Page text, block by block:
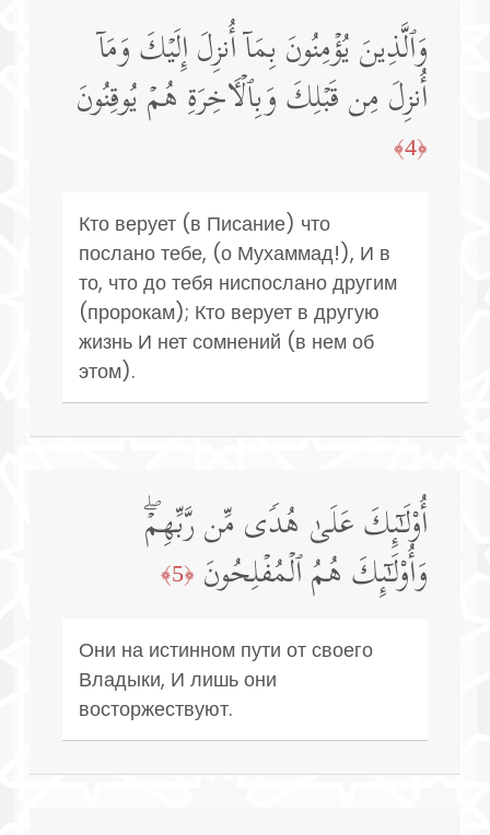
وَٱلَّذِینَ یُؤۡمِنُونَ بِمَاۤ أُنزِلَ إِلَیۡكَ وَمَاۤ
أُنزِلَ مِن قَبۡلِكَ وَبِٱلۡـَٔاخِرَةِ هُمۡ یُوقِنُونَ
﴿4﴾
Кто верует (в Писание) что
послано тебе, (о Мухаммад!), И в
то, что до тебя ниспослано другим
(пророкам); Кто верует в другую
жизнь И нет сомнений (в нем об
этом).
أُو۟لَـٰۤىِٕكَ عَلَىٰ هُدࣰى مِّن رَّبِّهِمۡۖ
وَأُو۟لَـٰۤىِٕكَ هُمُ ٱلۡمُفۡلِحُونَ ﴿5﴾
Они на истинном пути от своего
Владыки, И лишь они
восторжествуют.